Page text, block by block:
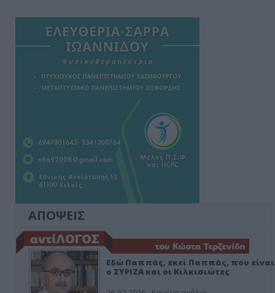
ΑΠΟΨΕΙΣ
Εδώ Παππάς, εκεί Παππάς, που είναι
ο ΣΥΡΙΖΑ και οι Κιλκισιώτες